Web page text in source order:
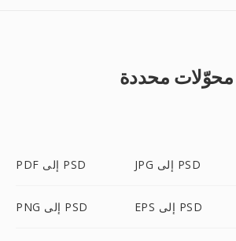
محوّلات محددة
PDF إلى PSD JPG إلى PSD
PNG إلى PSD EPS إلى PSD